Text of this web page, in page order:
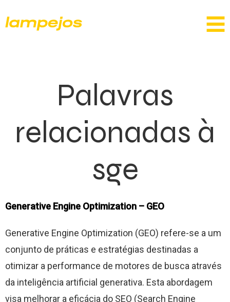
Palavras
relacionadas à
sge
Generative Engine Optimization – GEO
Generative Engine Optimization (GEO) refere-se a um
conjunto de práticas e estratégias destinadas a
otimizar a performance de motores de busca através
da inteligência artificial generativa. Esta abordagem
visa melhorar a eficácia do SEO (Search Engine